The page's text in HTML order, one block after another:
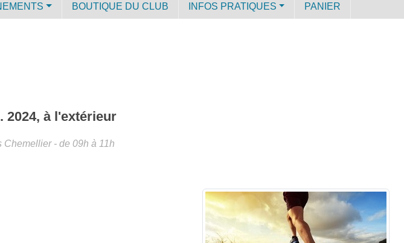
BOUTIQUE DU CLUB INFOS PRATIQUES PANIER
2024, à l'extérieur
Chemellier - de 09h à 11h